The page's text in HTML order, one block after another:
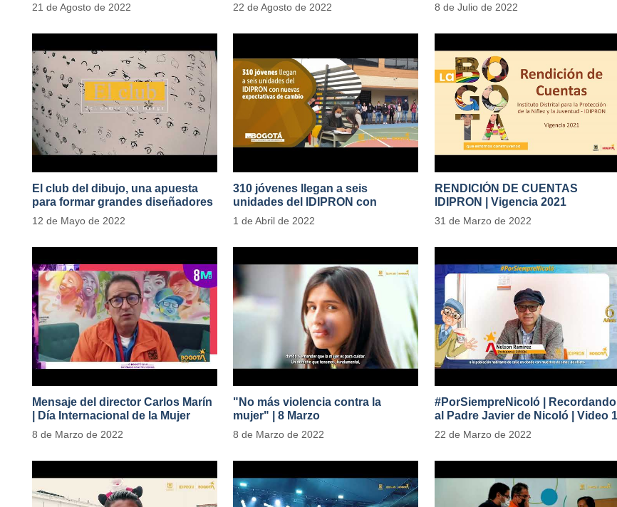
del IDIPRON
21 de Agosto de 2022 22 de Agosto de 2022 8 de Julio de 2022
El club del dibujo, una apuesta
para formar grandes diseñadores
del cómic y manga en IDIPRON
12 de Mayo de 2022
310 jóvenes llegan a seis
unidades del IDIPRON con
nuevas expectativas de cambio
1 de Abril de 2022
RENDICIÓN DE CUENTAS
IDIPRON | Vigencia 2021
#IdipronRindeCuentas
31 de Marzo de 2022
Mensaje del director Carlos Marín
| Día Internacional de la Mujer
8 de Marzo de 2022
"No más violencia contra la
mujer" | 8 Marzo
#MásOportunidadesParaLasMujeres
8 de Marzo de 2022
#PorSiempreNicoló | Recordando
al Padre Javier de Nicoló | Video 1
22 de Marzo de 2022